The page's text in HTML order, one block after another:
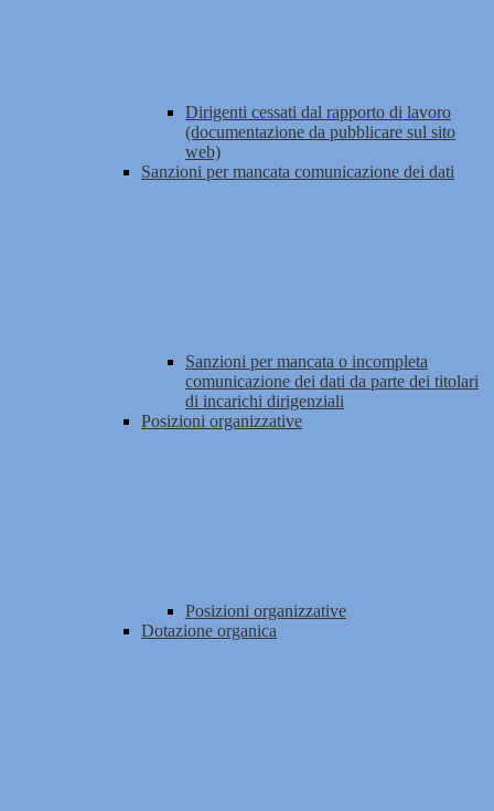
Dirigenti cessati dal rapporto di lavoro
(documentazione da pubblicare sul sito
web)
Sanzioni per mancata comunicazione dei dati
Sanzioni per mancata o incompleta
comunicazione dei dati da parte dei titolari
di incarichi dirigenziali
Posizioni organizzative
Posizioni organizzative
Dotazione organica